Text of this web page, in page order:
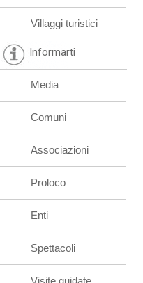
Villaggi turistici
Informarti
Media
Comuni
Associazioni
Proloco
Enti
Spettacoli
Visite guidate